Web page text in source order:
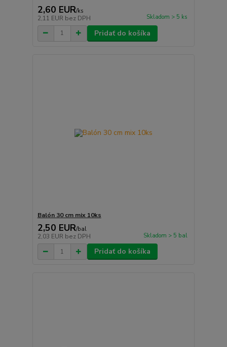
2,60 EUR/ks
2,11 EUR bez DPH Skladom > 5 ks
Pridať do košíka
Balón 30 cm mix 10ks
2,50 EUR/bal
2,03 EUR bez DPH Skladom > 5 bal
Pridať do košíka